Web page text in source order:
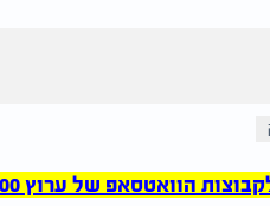
הוואטסאפ של ערוץ 2000 >>>